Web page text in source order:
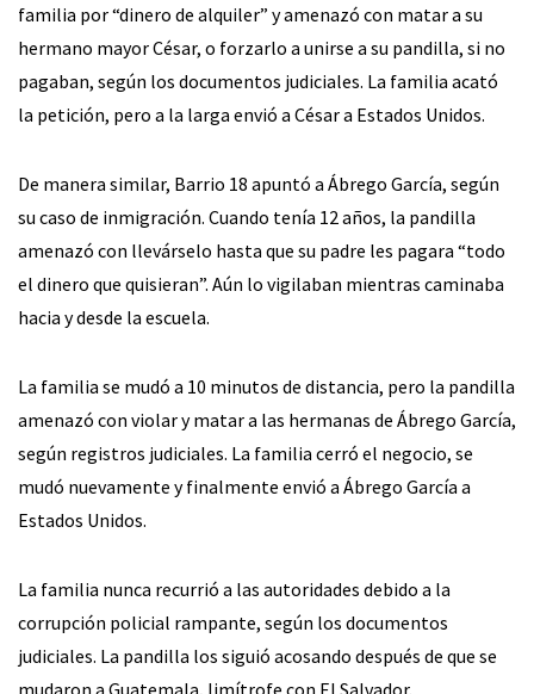
familia por “dinero de alquiler” y amenazó con matar a su
hermano mayor César, o forzarlo a unirse a su pandilla, si no
pagaban, según los documentos judiciales. La familia acató
la petición, pero a la larga envió a César a Estados Unidos.
De manera similar, Barrio 18 apuntó a Ábrego García, según
su caso de inmigración. Cuando tenía 12 años, la pandilla
amenazó con llevárselo hasta que su padre les pagara “todo
el dinero que quisieran”. Aún lo vigilaban mientras caminaba
hacia y desde la escuela.
La familia se mudó a 10 minutos de distancia, pero la pandilla
amenazó con violar y matar a las hermanas de Ábrego García,
según registros judiciales. La familia cerró el negocio, se
mudó nuevamente y finalmente envió a Ábrego García a
Estados Unidos.
La familia nunca recurrió a las autoridades debido a la
corrupción policial rampante, según los documentos
judiciales. La pandilla los siguió acosando después de que se
mudaron a Guatemala, limítrofe con El Salvador.